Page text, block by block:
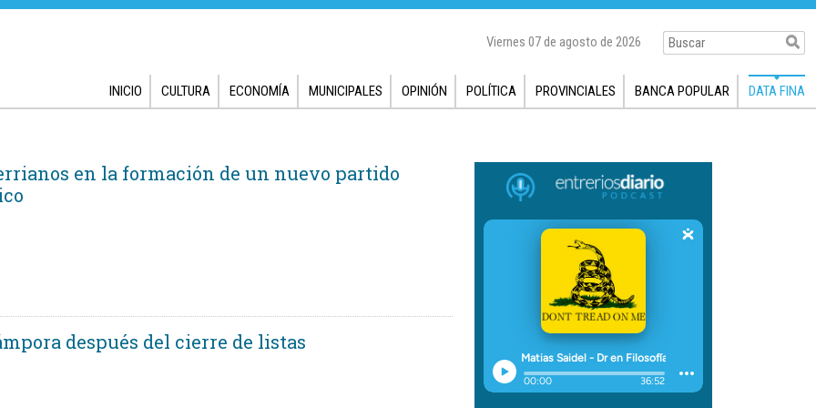
Viernes 07 de agosto de 2026
INICIO CULTURA ECONOMÍA MUNICIPALES OPINIÓN POLÍTICA PROVINCIALES BANCA POPULAR DATA FINA
en la formación de un nuevo partido
después del cierre de listas